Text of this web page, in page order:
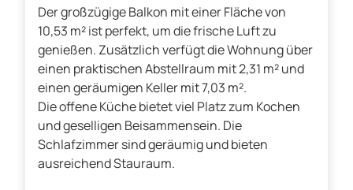
Der großzügige Balkon mit einer Fläche von
10,53 m² ist perfekt, um die frische Luft zu
genießen. Zusätzlich verfügt die Wohnung über
einen praktischen Abstellraum mit 2,31 m² und
einen geräumigen Keller mit 7,03 m².
Die offene Küche bietet viel Platz zum Kochen
und geselligen Beisammensein. Die
Schlafzimmer sind geräumig und bieten
ausreichend Stauraum.